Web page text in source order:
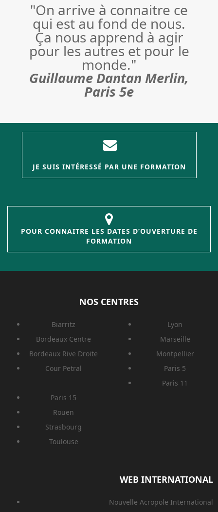
"On arrive à connaitre ce
qui est au fond de nous.
Ça nous apprend à agir
pour les autres et pour le
monde."
Guillaume Dantan Merlin,
Paris 5e
JE SUIS INTÉRESSÉ PAR UNE FORMATION
POUR CONNAITRE LES DATES D’OUVERTURE DE
FORMATION
NOS CENTRES
Biarritz
Bordeaux Centre
Bordeaux Rive Droite
Cour Petral
Lyon
Marseille
Montpellier
Paris 5
Paris 11
Paris 15
Rouen
Strasbourg
Toulouse
WEB INTERNATIONAL
Nouvelle Acropole International